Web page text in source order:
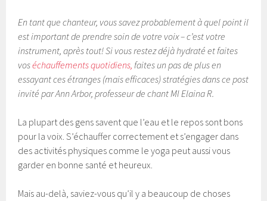
En tant que chanteur, vous savez probablement à quel point il
est important de prendre soin de votre voix – c’est votre
instrument, après tout!Si vous restez déjà hydraté et faites
voséchauffements quotidiens, faites un pas de plus en
essayant ces étranges (mais efficaces) stratégies dans ce post
invité par Ann Arbor, professeur de chant MI Elaina R.
La plupart des gens savent que l’eau et le repos sont bons
pour la voix. S’échauffer correctement et s’engager dans
des activités physiques comme le yoga peut aussi vous
garder en bonne santé et heureux.
Mais au-delà, saviez-vous qu’il y a beaucoup de choses